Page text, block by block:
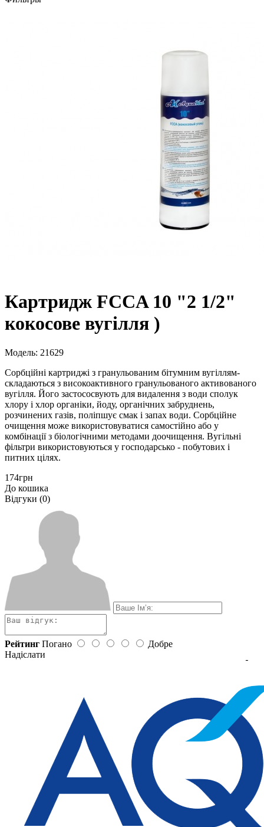
Картридж FCCA 10 "2 1/2"
кокосове вугілля )
Модель: 21629
Сорбційні картриджі з гранульованим бітумним вугіллям-
складаються з високоактивного гранульованого активованого
вугілля. Його застососвують для видалення з води сполук
хлору і хлор органіки, йоду, органічних забруднень,
розчинених газів, поліпшує смак і запах води. Сорбційне
очищення може використовуватися самостійно або у
комбінації з біологічними методами доочищення. Вугільні
фільтри використовуються у господарсько - побутових і
питних цілях.
174грн
До кошика
Відгуки (0)
Рейтинг Погано
Добре
Надіслати